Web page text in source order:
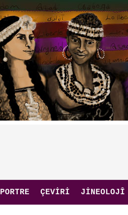
PORTRE ÇEVIRI JINEOLOJÎ